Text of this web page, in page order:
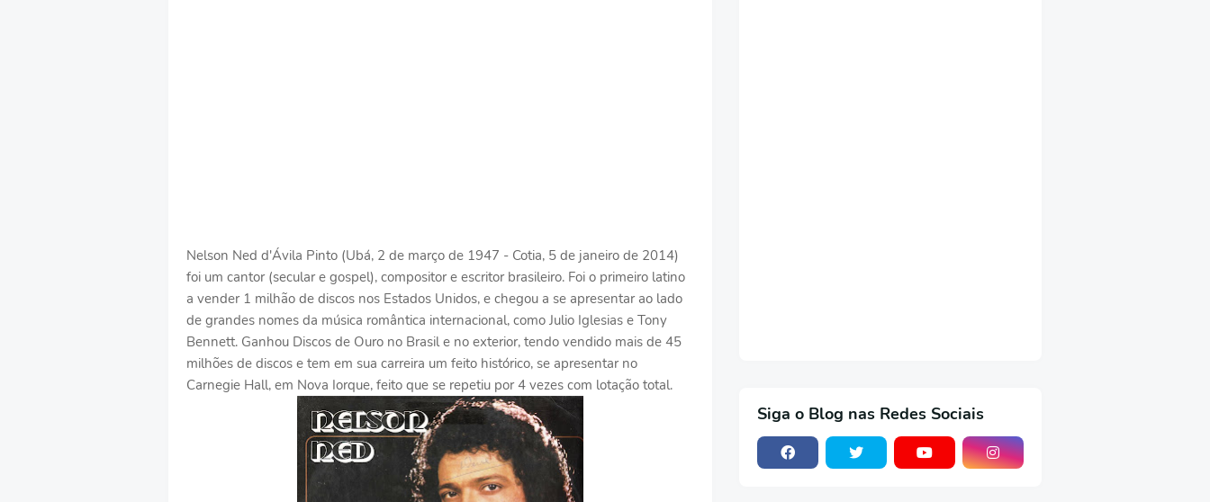
Nelson Ned d'Ávila Pinto (Ubá, 2 de março de 1947 - Cotia, 5 de janeiro de 2014)
foi um cantor (secular e gospel), compositor e escritor brasileiro. Foi o primeiro latino
a vender 1 milhão de discos nos Estados Unidos, e chegou a se apresentar ao lado
de grandes nomes da música romântica internacional, como Julio Iglesias e Tony
Bennett. Ganhou Discos de Ouro no Brasil e no exterior, tendo vendido mais de 45
milhões de discos e tem em sua carreira um feito histórico, se apresentar no
Carnegie Hall, em Nova Iorque, feito que se repetiu por 4 vezes com lotação total.
Siga o Blog nas Redes Sociais